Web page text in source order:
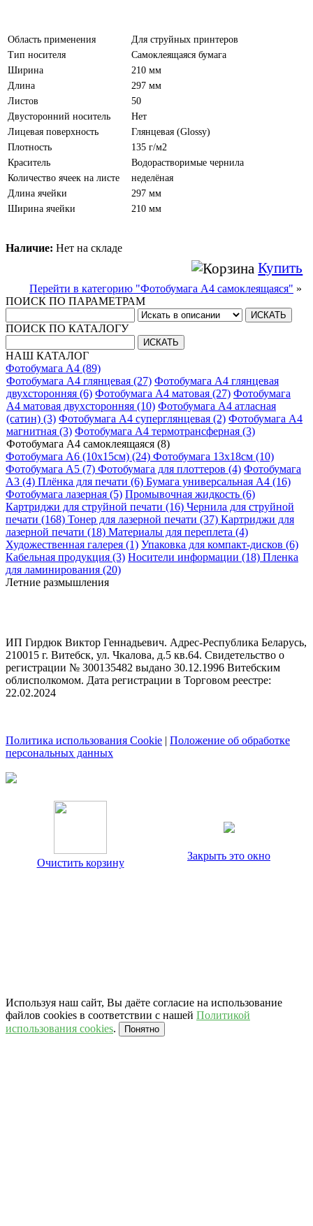
Область применения
Для струйных принтеров
Тип носителя
Самоклеящаяся бумага
Ширина
210 мм
Длина
297 мм
Листов
50
Двусторонний носитель
Нет
Лицевая поверхность
Глянцевая (Glossy)
Плотность
135 г/м2
Краситель
Водорастворимые чернила
Количество ячеек на листе
неделёная
Длина ячейки
297 мм
Ширина ячейки
210 мм
Наличие: Нет на складе
Купить
Перейти в категорию "Фотобумага A4 самоклеящаяся" »
ПОИСК ПО ПАРАМЕТРАМ
ПОИСК ПО КАТАЛОГУ
НАШ КАТАЛОГ
Фотобумага A4 (89)
Фотобумага A4 глянцевая (27) Фотобумага A4 глянцевая
двухсторонняя (6) Фотобумага A4 матовая (27) Фотобумага
A4 матовая двухсторонняя (10) Фотобумага A4 атласная
(сатин) (3) Фотобумага A4 суперглянцевая (2) Фотобумага A4
магнитная (3) Фотобумага A4 термотрансферная (3)
Фотобумага A4 самоклеящаяся (8)
Фотобумага A6 (10х15см) (24) Фотобумага 13х18см (10)
Фотобумага A5 (7) Фотобумага для плоттеров (4) Фотобумага
A3 (4) Плёнка для печати (6) Бумага универсальная A4 (16)
Фотобумага лазерная (5) Промывочная жидкость (6)
Картриджи для струйной печати (16) Чернила для струйной
печати (168) Тонер для лазерной печати (37) Картриджи для
лазерной печати (18) Материалы для переплета (4)
Художественная галерея (1) Упаковка для компакт-дисков (6)
Кабельная продукция (3) Носители информации (18) Пленка
для ламинирования (20)
Летние размышления
ИП Гирдюк Виктор Геннадьевич. Адрес-Республика Беларусь,
210015 г. Витебск, ул. Чкалова, д.5 кв.64. Свидетельство о
регистрации № 300135482 выдано 30.12.1996 Витебским
облисполкомом. Дата регистрации в Торговом реестре:
22.02.2024
Политика использования Cookie | Положение об обработке
персональных данных
Очистить корзину
Закрыть это окно
Используя наш сайт, Вы даёте согласие на использование
файлов cookies в соответствии с нашей Политикой
использования cookies. Понятно